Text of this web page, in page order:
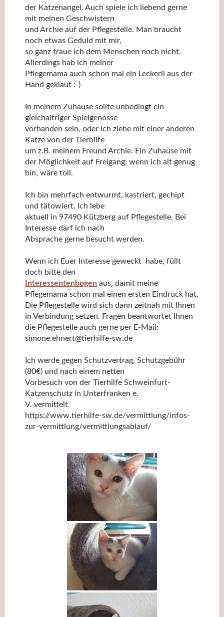
der Katzenangel. Auch spiele ich liebend gerne
mit meinen Geschwistern
und Archie auf der Pflegestelle. Man braucht
noch etwas Geduld mit mir,
so ganz traue ich dem Menschen noch nicht.
Allerdings hab ich meiner
Pflegemama auch schon mal ein Leckerli aus der
Hand geklaut :-)
In meinem Zuhause sollte unbedingt ein
gleichaltriger Spielgenosse
vorhanden sein, oder ich ziehe mit einer anderen
Katze von der Tierhilfe
um z.B. meinem Freund Archie. Ein Zuhause mit
der Möglichkeit auf Freigang, wenn ich alt genug
bin, wäre toll.
Ich bin mehrfach entwurmt, kastriert, gechipt
und tätowiert. Ich lebe
aktuell in 97490 Kützberg auf Pflegestelle. Bei
Interesse darf ich nach
Absprache gerne besucht werden.
Wenn ich Euer Interesse geweckt habe, füllt
doch bitte den
Interessentenbogen aus, damit meine
Pflegemama schon mal einen ersten Eindruck hat.
Die Pflegestelle wird sich dann zeitnah mit Ihnen
in Verbindung setzen. Fragen beantwortet Ihnen
die Pflegestelle auch gerne per E-Mail:
simone.ehnert@tierhilfe-sw.de
Ich werde gegen Schutzvertrag, Schutzgebühr
(80€) und nach einem netten
Vorbesuch von der Tierhilfe Schweinfurt-
Katzenschutz in Unterfranken e.
V. vermittelt.
https://www.tierhilfe-sw.de/vermittlung/infos-
zur-vermittlung/vermittlungsablauf/